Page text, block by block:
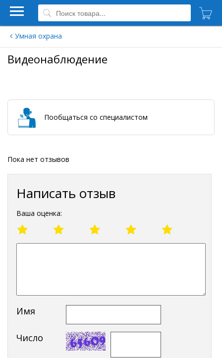
Умная охрана
Видеонаблюдение
Пообщаться со специалистом
Пока нет отзывов
Написать отзыв
Ваша оценка:
Имя
Число